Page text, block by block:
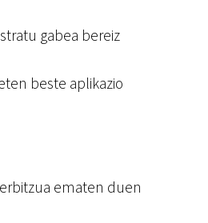
gabea bereiz
beste aplikazio
ematen duen